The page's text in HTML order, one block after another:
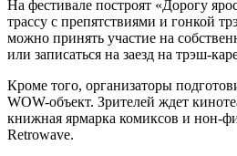
На фестивале построят «Дорогу
трассу с препятствиями и гонкой
можно принять участие на
или записаться на заезд на трэш-
Кроме того, организаторы
WOW-объект. Зрителей ждет
книжная ярмарка комиксов и нон-
Retrowave.